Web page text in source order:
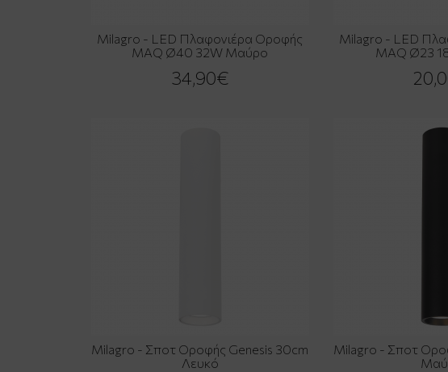
Milagro - LED Πλαφονιέρα Οροφής
MAQ Ø40 32W Μαύρο
34,90€
Milagro - LED
MAQ Ø23
Milagro - Σποτ Οροφής Genesis 30cm
Λευκό
Milagro - Σποτ